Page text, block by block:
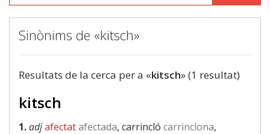
Sinònims de «kitsch»
Resultats de la cerca per a «kitsch» (1 resultat)
kitsch
1.adjafectatafectada, carrincló carrinclona,